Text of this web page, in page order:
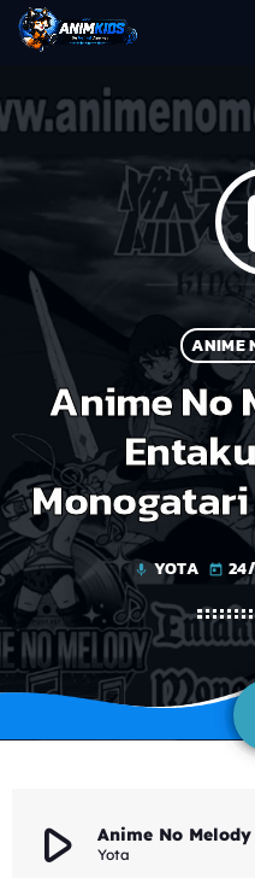
ANIME
Anime No
mic YOTA today
play_arrow Yota